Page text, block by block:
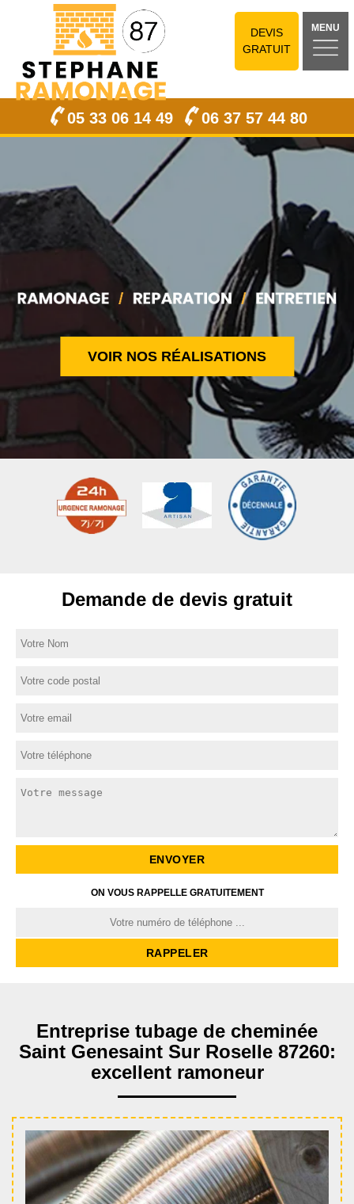
DEVIS
GRATUIT
MENU
05 33 06 14 49 06 37 57 44 80
VOIR NOS RÉALISATIONS
Demande de devis gratuit
ON VOUS RAPPELLE GRATUITEMENT
Entreprise tubage de cheminée
Saint Genesaint Sur Roselle 87260:
excellent ramoneur